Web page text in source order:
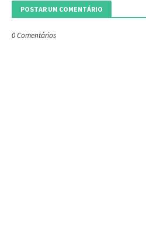
POSTAR UM COMENTÁRIO
0 Comentários